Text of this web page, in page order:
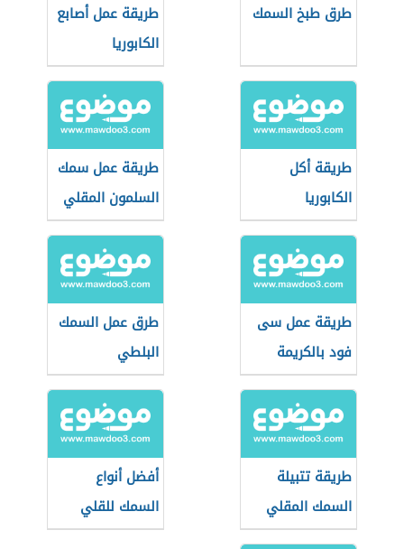
طرق طبخ السمك
طريقة عمل أصابع
الكابوريا
طريقة أكل
الكابوريا
طريقة عمل سمك
السلمون المقلي
طريقة عمل سى
فود بالكريمة
طرق عمل السمك
البلطي
طريقة تتبيلة
السمك المقلي
أفضل أنواع
السمك للقلي